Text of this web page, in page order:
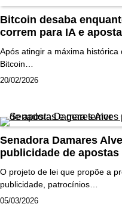
Bitcoin desaba
correm para IA e
Após atingir a máxima
Bitcoin…
20/02/2026
Senadora Damares
publicidade de apostas
O projeto de lei que propõe a
publicidade, patrocínios…
05/03/2026